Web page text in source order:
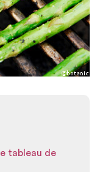
le tableau de